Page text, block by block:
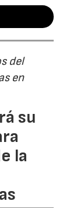
del
en
su
la